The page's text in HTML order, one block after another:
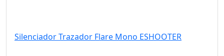
Silenciador Trazador Flare Mono ESHOOTER